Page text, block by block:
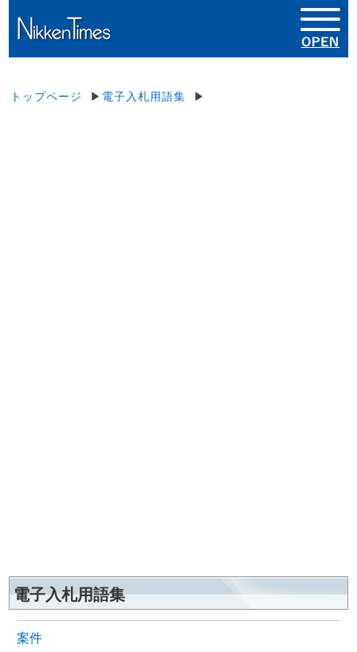
トップページ ▶ 電子入札用語集 ▶
電子入札用語集
案件